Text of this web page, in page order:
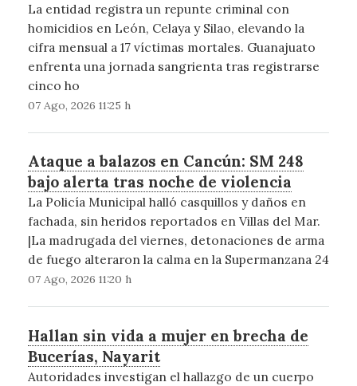
La entidad registra un repunte criminal con
homicidios en León, Celaya y Silao, elevando la
cifra mensual a 17 víctimas mortales. Guanajuato
enfrenta una jornada sangrienta tras registrarse
cinco ho
07 Ago, 2026 11:25 h
Ataque a balazos en Cancún: SM 248
bajo alerta tras noche de violencia
La Policía Municipal halló casquillos y daños en
fachada, sin heridos reportados en Villas del Mar.
|La madrugada del viernes, detonaciones de arma
de fuego alteraron la calma en la Supermanzana 24
07 Ago, 2026 11:20 h
Hallan sin vida a mujer en brecha de
Bucerías, Nayarit
Autoridades investigan el hallazgo de un cuerpo